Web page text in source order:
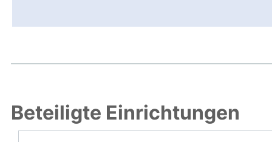
Beteiligte Einrichtungen